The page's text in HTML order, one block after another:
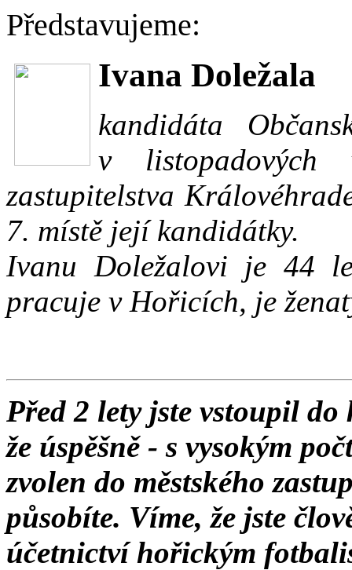
Představujeme:
Ivana Doležala
kandidáta
v listopadových
zastupitelstva
7. místě její kandidátky.
Ivanu Doležalovi je 44
pracuje v Hořicích, je
Před 2 lety jste vstoupil
že úspěšně - s vysokým
zvolen do městského
působíte. Víme, že jste
účetnictví hořickým